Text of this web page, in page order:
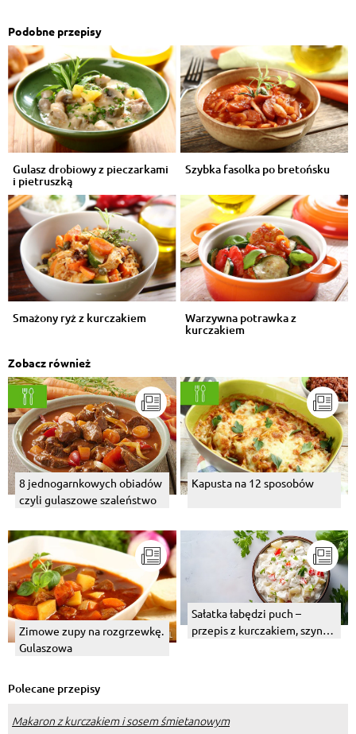
Podobne przepisy
Gulasz drobiowy z pieczarkami
i pietruszką
Szybka fasolka po bretońsku
Smażony ryż z kurczakiem Warzywna potrawka z
kurczakiem
Zobacz również
8 jednogarnkowych obiadów
czyli gulaszowe szaleństwo
Kapusta na 12 sposobów
Zimowe zupy na rozgrzewkę.
Gulaszowa
Sałatka łabędzi puch –
przepis z kurczakiem, szynką
Polecane przepisy
Makaron z kurczakiem i sosem śmietanowym